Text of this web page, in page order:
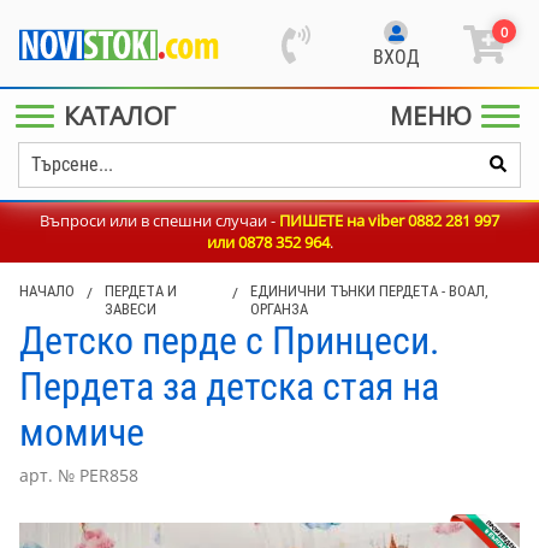
ВХОД
0
КАТАЛОГ МЕНЮ
Въпроси или в спешни случаи -ПИШЕТЕ на viber 0882 281 997
или0878 352 964.
НАЧАЛО /
ПЕРДЕТА И
ЗАВЕСИ
/
ЕДИНИЧНИ ТЪНКИ ПЕРДЕТА - ВОАЛ,
ОРГАНЗА
Детско перде с Принцеси.
Пердета за детска стая на
момиче
арт. № PER858